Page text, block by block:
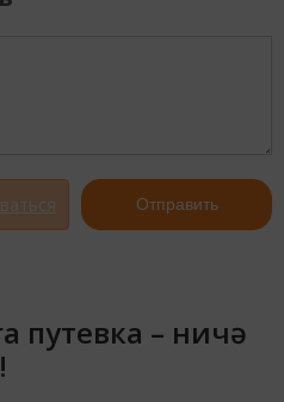
Отправить
путевка – ничә